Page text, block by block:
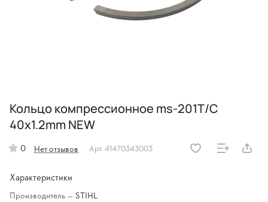
Кольцо компрессионное ms-201T/C
40x1.2mm NEW
0 Нет отзывов Арт. 41470343003
Характеристики
Производитель — STIHL